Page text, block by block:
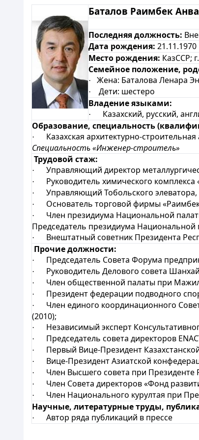
Баталов Раимбек
Последняя должность:
Дата рождения: 21.11.1970
Место рождения: КазССР;
Семейное положение,
· Жена: Баталова Ленара
·
Дети: шестеро
Владение языками:
·
Казахский, русский,
Образование, специальность
·
Казахская архитектурно-строительная
Специальность «Инженер-строитель»
Трудовой стаж:
· Управляющий директор
· Руководитель химического
· Управляющий Тобольского элеватора,
· Основатель торговой фирмы
· Член президиума Национальной
Председатель президиума
·
Внештатный советник Президента
Прочие должности:
· Председатель Совета Форума
· Руководитель Делового совета
· Член общественной палаты при
· Президент федерации подводного
·
Член единого координационного
(2010);
· Независимый эксперт
· Председатель совета директоров
· Первый Вице-Президент
· Вице-Президент Азиатской
· Член Высшего совета при Президенте
· Член Совета директоров «Фонд
· Член Национального курултая при
Научные, литературные труды,
· Автор ряда публикаций в прессе